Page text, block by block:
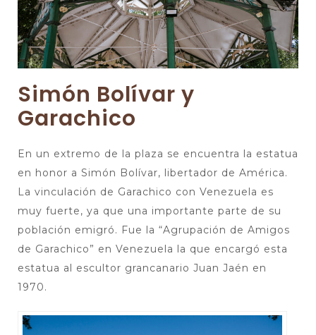
Simón Bolívar y
Garachico
En un extremo de la plaza se encuentra la estatua
en honor a Simón Bolívar, libertador de América.
La vinculación de Garachico con Venezuela es
muy fuerte, ya que una importante parte de su
población emigró. Fue la “Agrupación de Amigos
de Garachico” en Venezuela la que encargó esta
estatua al escultor grancanario Juan Jaén en
1970.